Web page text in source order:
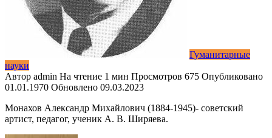
Гуманитарные
науки
Автор admin На чтение 1 мин Просмотров 675 Опубликовано
01.01.1970 Обновлено 09.03.2023
Монахов Александр Михайлович (1884-1945)- советский
артист, педагог, ученик А. В. Ширяева.